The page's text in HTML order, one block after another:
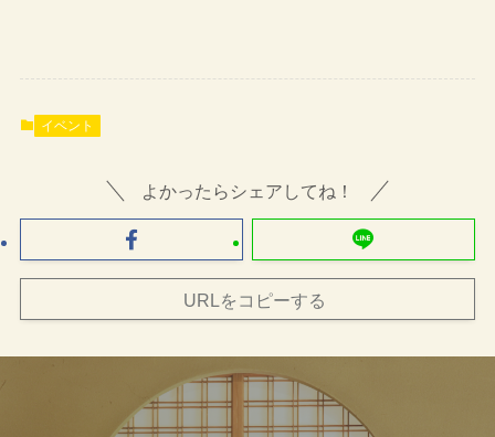
イベント
よかったらシェアしてね！
URLをコピーする